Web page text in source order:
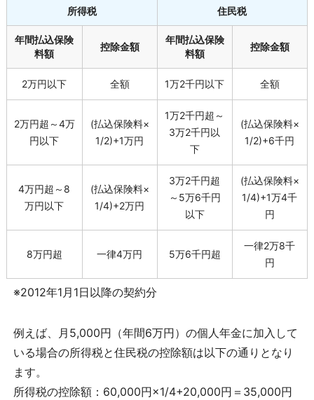
所得税 住民税
年間払込保険
料額
控除金額
年間払込保険
料額
控除金額
2万円以下 全額 1万2千円以下 全額
2万円超～4万
円以下
(払込保険料×
1/2)+1万円
1万2千円超～
3万2千円以
下
(払込保険料×
1/2)+6千円
4万円超～8
万円以下
(払込保険料×
1/4)+2万円
3万2千円超
～5万6千円
以下
(払込保険料×
1/4)+1万4千
円
8万円超 一律4万円 5万6千円超
一律2万8千
円
※2012年1月1日以降の契約分
例えば、月5,000円（年間6万円）の個人年金に加入して
いる場合の所得税と住民税の控除額は以下の通りとなり
ます。
所得税の控除額：60,000円×1/4+20,000円＝35,000円